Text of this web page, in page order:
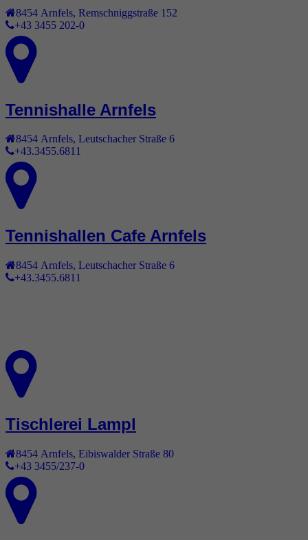
8454 Arnfels Remschniggstraße 152
+43 3455 202-0
Tennishalle Arnfels
8454 Arnfels, Leutschacher Straße 6
+43.3455.6811
Tennishallen Cafe Arnfels
8454 Arnfels, Leutschacher Straße 6
+43.3455.6811
Tischlerei Lampl
8454 Arnfels Eibiswalder Straße 80
+43 3455/237-0